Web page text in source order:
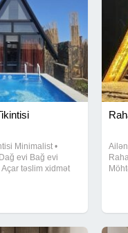
Minimalist •
evi Bağ evi
təslim xidmət